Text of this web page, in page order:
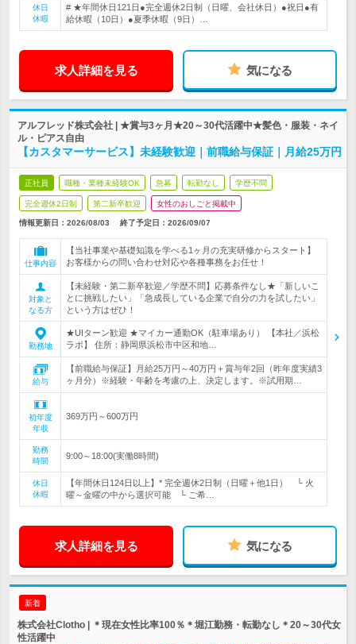
休日
休暇
# ★年間休日121日●完全週休2日制（日曜、会社休日）●祝日●有
給休暇（10日）●夏季休暇（9日）…
求人詳細を見る 気になる
アルフレッド株式会社 | ★賞与3ヶ月★20～30代活躍中★髪色・服装・ネイ
ル・ピアス自由
【カスタマーサービス】未経験歓迎｜前職給与保証｜月給25万円
正社員 職種・業種未経験OK 急募 転勤なし 学歴不問
完全週休2日制 第二新卒歓迎 女性のおしごと掲載中
情報更新日：2026/08/03 終了予定日： 2026/09/07
仕事内容
【当社事業や基礎知識を学べる1ヶ月の充実研修からスタート】
お客様からの問い合わせ対応や各種事務をお任せ！
対象と
なる方
【未経験・第二新卒歓迎／学歴不問】応募条件なし★「新しいこ
とに挑戦したい」「急成長している企業で自分の力を試したい」
という方はぜひ！
勤務地
★UIターン歓迎 ★マイカー通勤OK（駐車場あり） 【本社／浜松
ラボ】 住所：静岡県浜松市中区和地…
給与
【前職給与保証】月給25万円～40万円＋賞与年2回（昨年度実績3
ヶ月分）※経験・年齢を考慮の上、決定します。※試用期…
初年度
年収
369万円～600万円
勤務
時間
9:00～18:00(実働8時間)
休日
休暇
【年間休日124日以上】* 完全週休2日制（日曜＋他1日） └ 火
曜～金曜の中から選択可能 └ ご希…
求人詳細を見る 気になる
新着
株式会社Clotho | ＊現在女性比率100％＊堀江勤務・転勤なし＊20～30代女
性活躍中